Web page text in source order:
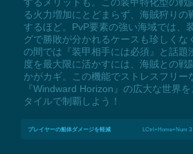
するメリットも。この装甲特化型の戦
る火力増加にとどまらず、海賊狩りの
するほど。PvP要素の強い海域では、
グで勝敗が分かれるケースも珍しくな
の間では『装甲相手には必須』と話題
度を最大限に活かすには、海賊との戦
かがカギ。この機能でストレスフリー
『Windward Horizon』の広大な世界
タイルで制覇しよう！
プレイヤーの船体ダメージを軽減 LCtrl+Home+Num 3